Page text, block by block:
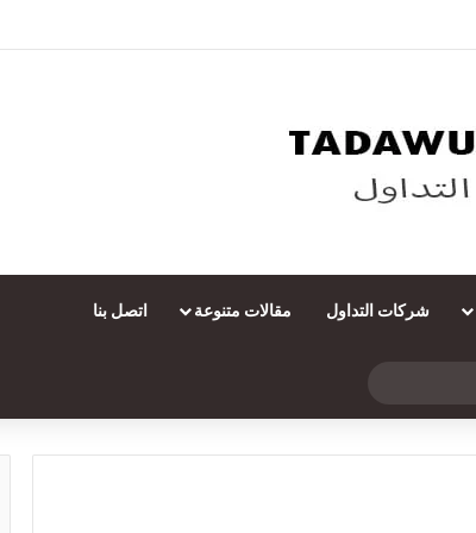
شركات التداول مقالات متنوعة اتصل بنا
عن